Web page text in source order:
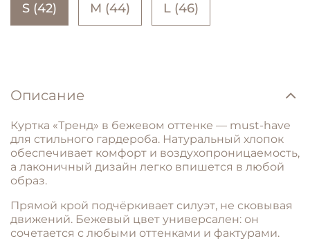
S (42) M (44) L (46)
Описание
Куртка «Тренд» в бежевом оттенке — must-have
для стильного гардероба. Натуральный хлопок
обеспечивает комфорт и воздухопроницаемость,
а лаконичный дизайн легко впишется в любой
образ.
Прямой крой подчёркивает силуэт, не сковывая
движений. Бежевый цвет универсален: он
сочетается с любыми оттенками и фактурами.